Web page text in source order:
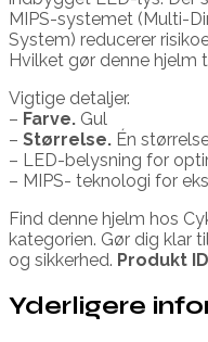
MIPS-systemet (Multi-
System) reducerer
Hvilket gør denne hjelm
Vigtige detaljer.
– Farve. Gul
– Størrelse. Én
– LED-belysning for
– MIPS- teknologi for
Find denne hjelm hos
kategorien. Gør dig klar
og sikkerhed. Produkt
Yderligere